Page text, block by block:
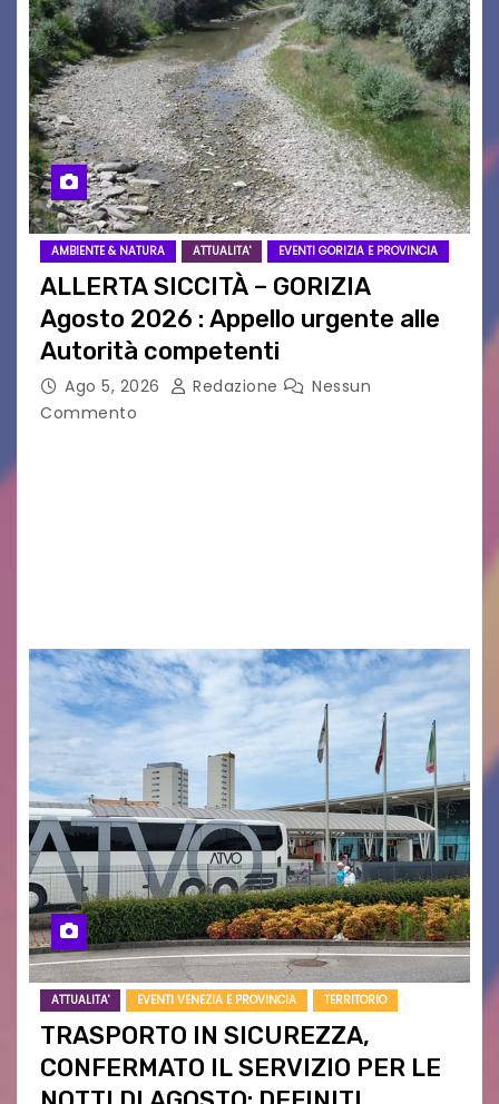
AMBIENTE & NATURA ATTUALITA' EVENTI GORIZIA E PROVINCIA
ALLERTA SICCITÀ – GORIZIA
Agosto 2026 : Appello urgente alle
Autorità competenti
Ago 5, 2026 Redazione
Nessun
Commento
ATTUALITA' EVENTI VENEZIA E PROVINCIA TERRITORIO
TRASPORTO IN SICUREZZA,
CONFERMATO IL SERVIZIO PER LE